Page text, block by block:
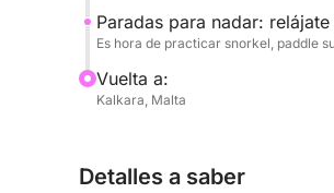
Paradas para nadar:
Es hora de practicar snorkel, paddle
Vuelta a:
Kalkara, Malta
Detalles a saber